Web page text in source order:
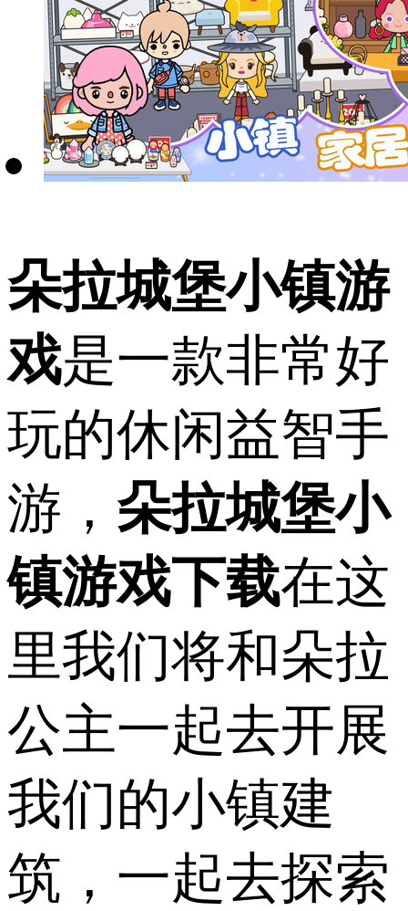
朵拉城堡小镇游
戏是一款非常好
玩的休闲益智手
游， 朵拉城堡小
镇游戏下载在这
里我们将和朵拉
公主一起去开展
我们的小镇建
筑，一起去探索